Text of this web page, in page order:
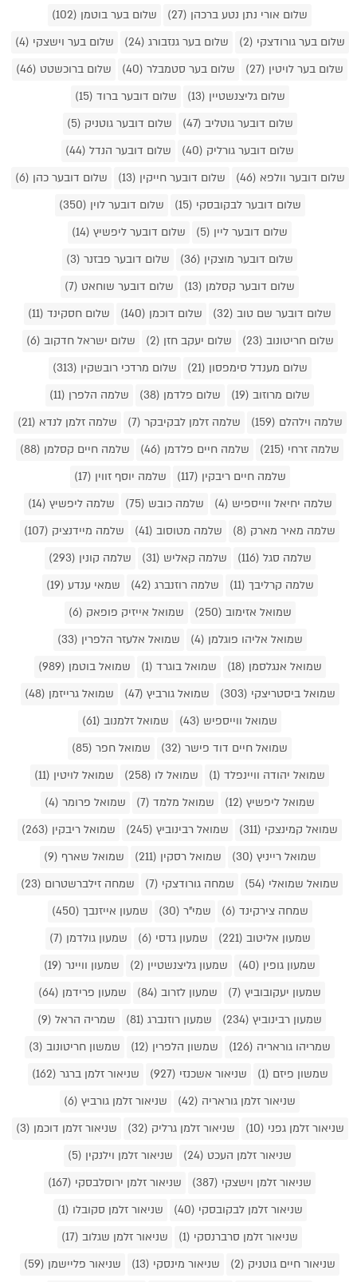
שלום אורי נתן נטע ברכהן (27)
שלום בער בוטמן (102)
שלום בער גורודצקי (2)
שלום בער גנזבורג (24)
שלום בער וישצקי (4)
שלום בער לויטין (27)
שלום בער סטמבלר (40)
שלום ברוכשטט (46)
שלום גליצנשטיין (13)
שלום דובער ברוד (15)
שלום דובער גוטליב (47)
שלום דובער גוטניק (5)
שלום דובער גורליק (40)
שלום דובער הנדל (44)
שלום דובער וולפא (46)
שלום דובער חייקין (13)
שלום דובער כהן (6)
שלום דובער לבקובסקי (15)
שלום דובער לוין (350)
שלום דובער ליין (5)
שלום דובער ליפשיץ (14)
שלום דובער מוצקין (36)
שלום דובער פבזנר (3)
שלום דובער קסלמן (13)
שלום דובער שוחאט (7)
שלום דובער שם טוב (32)
שלום דוכמן (140)
שלום חסקינד (11)
שלום חריטונוב (23)
שלום יעקב חזן (2)
שלום ישראל חדקוב (6)
שלום מענדל סימפסון (21)
שלום מרדכי רובשקין (313)
שלום מרוזוב (19)
שלום פלדמן (38)
שלמה הלפרן (11)
שלמה וילהלם (159)
שלמה זלמן לבקיבקר (7)
שלמה זלמן לנדא (21)
שלמה זרחי (215)
שלמה חיים פלדמן (46)
שלמה חיים קסלמן (88)
שלמה חיים ריבקין (117)
שלמה יוסף זווין (17)
שלמה יחיאל ווייספיש (4)
שלמה כובש (75)
שלמה ליפשיץ (14)
שלמה מאיר מארק (8)
שלמה מטוסוב (41)
שלמה מיידנציק (107)
שלמה סגל (116)
שלמה קאליש (31)
שלמה קונין (293)
שלמה קרליבך (11)
שלמה רוזנברג (42)
שמאי ענדע (19)
שמואל אזימוב (250)
שמואל אייזיק פופאק (6)
שמואל אליהו פוגלמן (4)
שמואל אלעזר הלפרין (33)
שמואל אנגלסמן (18)
שמואל בוגרד (1)
שמואל בוטמן (989)
שמואל ביסטריצקי (303)
שמואל גורביץ (47)
שמואל גרייזמן (48)
שמואל ווייספיש (43)
שמואל זלמנוב (61)
שמואל חיים דוד פישר (32)
שמואל חפר (85)
שמואל יהודה וויינפלד (1)
שמואל לו (258)
שמואל לויטין (11)
שמואל ליפשיץ (12)
שמואל מלמד (7)
שמואל פרומר (4)
שמואל קמינצקי (311)
שמואל רבינוביץ (245)
שמואל ריבקין (263)
שמואל רייניץ (30)
שמואל רסקין (211)
שמואל שארף (9)
שמואל שמואלי (54)
שמחה גורודצקי (7)
שמחה זילברשטרום (23)
שמחה צירקינד (6)
שמי"ר (30)
שמעון אייזנבך (450)
שמעון אליטוב (221)
שמעון גדסי (6)
שמעון גולדמן (7)
שמעון גופין (40)
שמעון גליצנשטיין (2)
שמעון וויינר (19)
שמעון יעקובוביץ (7)
שמעון לזרוב (84)
שמעון פרידמן (64)
שמעון רבינוביץ (234)
שמעון רוזנברג (81)
שמריה הראל (9)
שמריהו גוראריה (126)
שמשון הלפרין (12)
שמשון חריטונוב (3)
שמשון פיזם (1)
שניאור אשכנזי (927)
שניאור זלמן ברגר (162)
שניאור זלמן גוראריה (42)
שניאור זלמן גורביץ (6)
שניאור זלמן גפני (10)
שניאור זלמן גרליק (32)
שניאור זלמן דוכמן (3)
שניאור זלמן העכט (24)
שניאור זלמן וילנקין (5)
שניאור זלמן וישצקי (387)
שניאור זלמן ירוסלבסקי (167)
שניאור זלמן לבקובסקי (40)
שניאור זלמן סקובלו (1)
שניאור זלמן סרברנסקי (1)
שניאור זלמן שגלוב (17)
שניאור חיים גוטניק (2)
שניאור מינסקי (13) שניאור פליישמן (59)